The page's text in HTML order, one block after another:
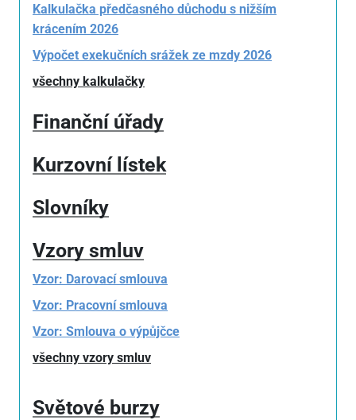
Kalkulačka předčasného důchodu s nižším
krácením 2026
Výpočet exekučních srážek ze mzdy 2026
všechny kalkulačky
Finanční úřady
Kurzovní lístek
Slovníky
Vzory smluv
Vzor: Darovací smlouva
Vzor: Pracovní smlouva
Vzor: Smlouva o výpůjčce
všechny vzory smluv
Světové burzy